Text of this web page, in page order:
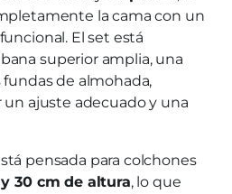
la cama con un
El set está
superior amplia, una
de almohada,
un ajuste adecuado y una
pensada para colchones
30 cm de altura, lo que